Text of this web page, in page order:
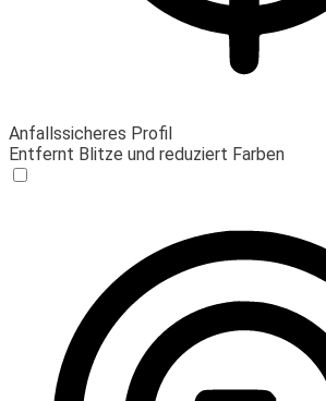
Anfallssicheres Profil
Entfernt Blitze und reduziert Farben